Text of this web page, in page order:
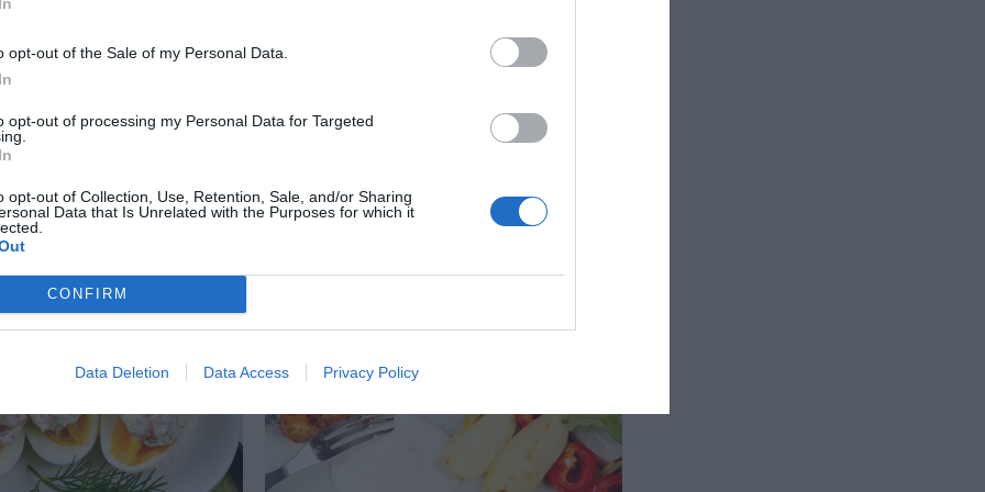
opt-out of the Sale of my Personal Data.
opt-out of processing my Personal Data for Targeted
opt-out of Collection, Use, Retention, Sale, and/or Sharing
Data that Is Unrelated with the Purposes for which it
CONFIRM
Data Deletion Data Access Privacy Policy
rödbetor, kapris
är en klassiker.
Servera med
Pastasås med skinka eller kassler
kassler. Här med lite extra
RECEPT